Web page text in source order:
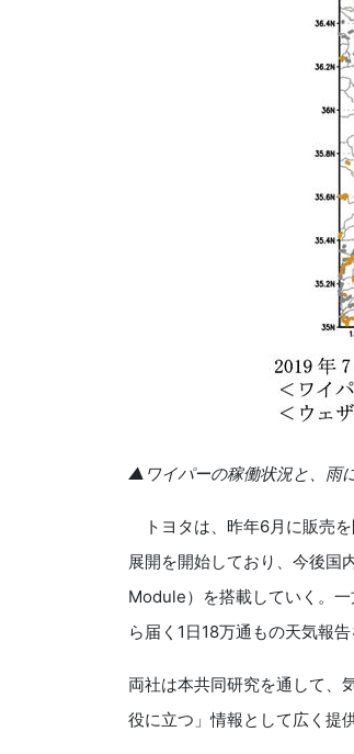
▲ワイパーの稼働状況と、雨
トヨタは、昨年6月に販売
展開を開始しており、今後国
Module）を搭載していく。
ら届く1日18万通もの天気報
両社は本共同研究を通して、
役に立つ」情報として広く提